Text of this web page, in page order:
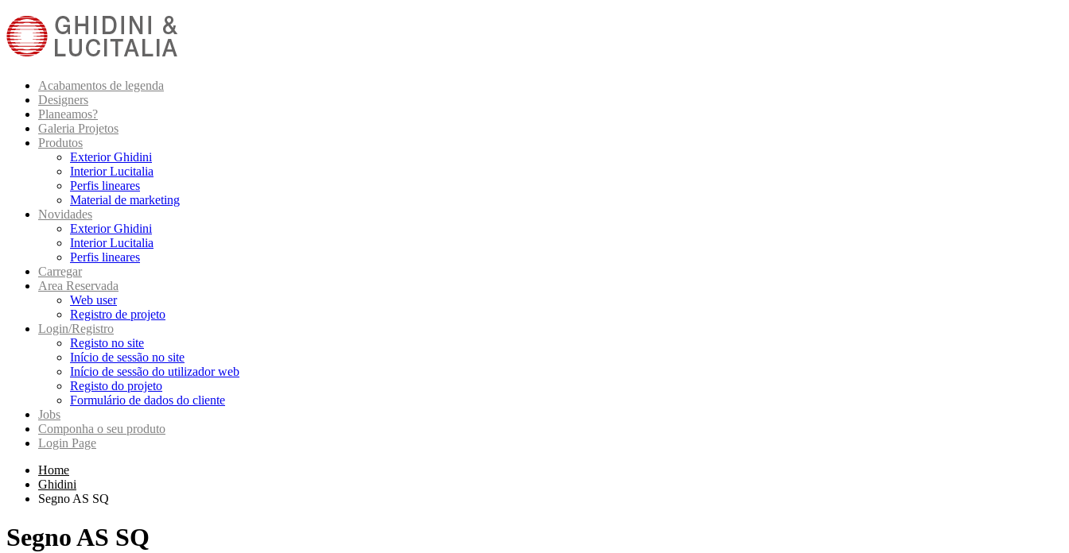
Acabamentos de legenda
Designers
Planeamos?
Galeria Projetos
Produtos
Exterior Ghidini
Interior Lucitalia
Perfis lineares
Material de marketing
Novidades
Exterior Ghidini
Interior Lucitalia
Perfis lineares
Carregar
Area Reservada
Web user
Registro de projeto
Login/Registro
Registo no site
Início de sessão no site
Início de sessão do utilizador web
Registo do projeto
Formulário de dados do cliente
Jobs
Componha o seu produto
Login Page
Home
Ghidini
Segno AS SQ
Segno AS SQ